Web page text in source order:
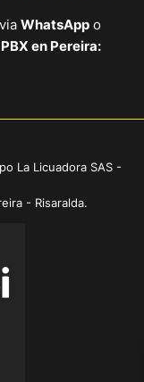
WhatsApp o
PBX en Pereira:
La Licuadora SAS -
- Risaralda.